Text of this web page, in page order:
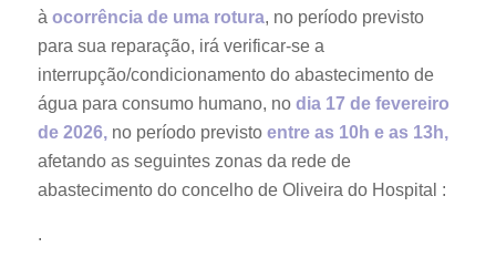
à ocorrência de uma rotura, no período previsto
para sua reparação, irá verificar-se a
interrupção/condicionamento do abastecimento de
água para consumo humano, nodia 17 de fevereiro
de 2026, no período previsto entre as 10h e as 13h,
afetando as seguintes zonas da rede de
abastecimento do concelho de Oliveira do Hospital :
.